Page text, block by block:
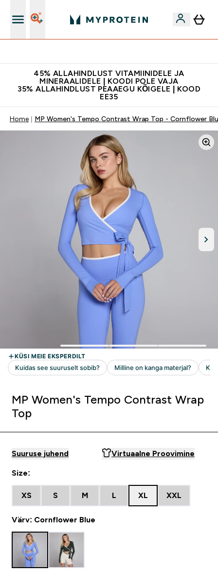
45% ALLAHINDLUST VITAMIINIDELE JA
MINERAALIDELE | KOODI POLE VAJA
35% ALLAHINDLUST PEAAEGU KÕIGELE | KOOD
EE35
Home MP Women's Tempo Contrast Wrap Top - Cornflower
MP Women's Tempo Contrast Wrap
Top
Suuruse juhend Virtuaalne Proovimine
Size:
XS S M L XL XXL
Värv: Cornflower Blue